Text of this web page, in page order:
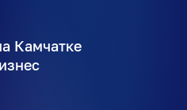
Камчатке